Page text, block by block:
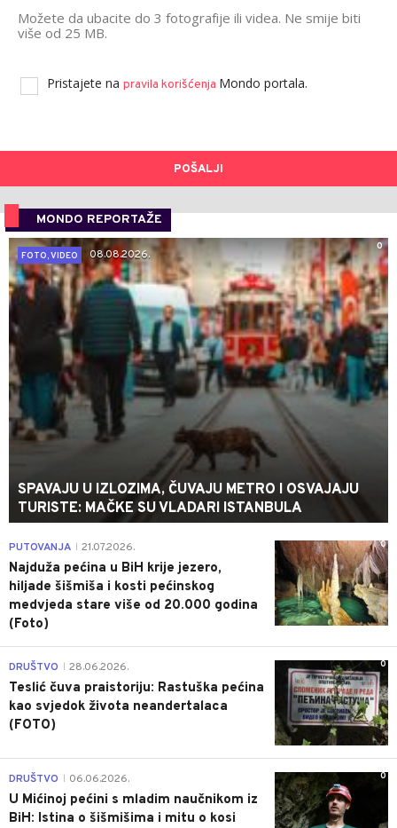
Možete da ubacite do 3 fotografije ili videa. Ne smije biti
više od 25 MB.
Pristajete na pravila korišćenja Mondo portala.
POŠALJI
MONDO REPORTAŽE
0
FOTO, VIDEO
08.08.2026.
SPAVAJU U IZLOZIMA, ČUVAJU METRO I OSVAJAJU
TURISTE: MAČKE SU VLADARI ISTANBULA
0
PUTOVANJA 21.07.2026.
Najduža pećina u BiH krije jezero,
hiljade šišmiša i kosti pećinskog
medvjeda stare više od 20.000 godina
(Foto)
0
DRUŠTVO 28.06.2026.
Teslić čuva praistoriju: Rastuška pećina
kao svjedok života neandertalaca
(FOTO)
0
DRUŠTVO 06.06.2026.
U Mićinoj pećini s mladim naučnikom iz
BiH: Istina o šišmišima i mitu o kosi